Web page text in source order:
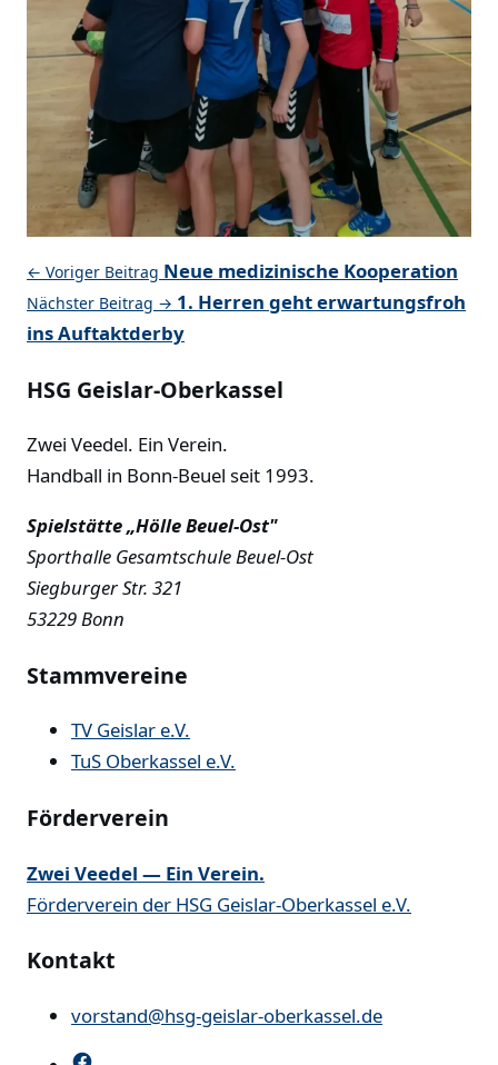
← Voriger Beitrag Neue medizinische Kooperation
Nächster Beitrag → 1. Herren geht erwartungsfroh
ins Auftaktderby
HSG Geislar-Oberkassel
Zwei Veedel. Ein Verein.
Handball in Bonn-Beuel seit 1993.
Spielstätte „Hölle Beuel-Ost"
Sporthalle Gesamtschule Beuel-Ost
Siegburger Str. 321
53229 Bonn
Stammvereine
TV Geislar e.V.
TuS Oberkassel e.V.
Förderverein
Zwei Veedel — Ein Verein.
Förderverein der HSG Geislar-Oberkassel e.V.
Kontakt
vorstand@hsg-geislar-oberkassel.de